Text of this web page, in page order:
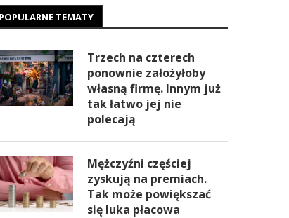
POPULARNE TEMATY
Trzech na czterech
ponownie założyłoby
własną firmę. Innym już
tak łatwo jej nie
polecają
Mężczyźni częściej
zyskują na premiach.
Tak może powiększać
się luka płacowa